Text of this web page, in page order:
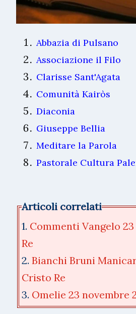
Abbazia di Pulsano
Associazione il Filo
Clarisse Sant'Agata
Comunità Kairòs
Diaconia
Giuseppe Bellia
Meditare la Parola
Pastorale Cultura
Articoli correlati
1. Commenti Vangelo
Re
2. Bianchi Bruni
Cristo Re
3. Omelie 23 novembre